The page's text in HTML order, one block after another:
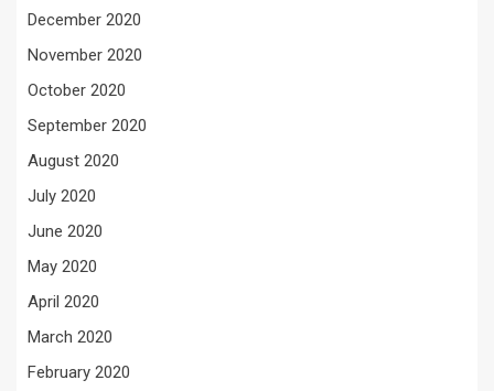
December 2020
November 2020
October 2020
September 2020
August 2020
July 2020
June 2020
May 2020
April 2020
March 2020
February 2020